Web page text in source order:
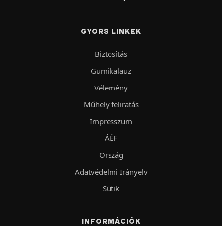
GYORS LINKEK
Biztosítás
Gumikalauz
Vélemény
Műhely feliratás
Impresszum
ÁÉF
Ország
Adatvédelmi Irányelv
Sütik
INFORMÁCIÓK